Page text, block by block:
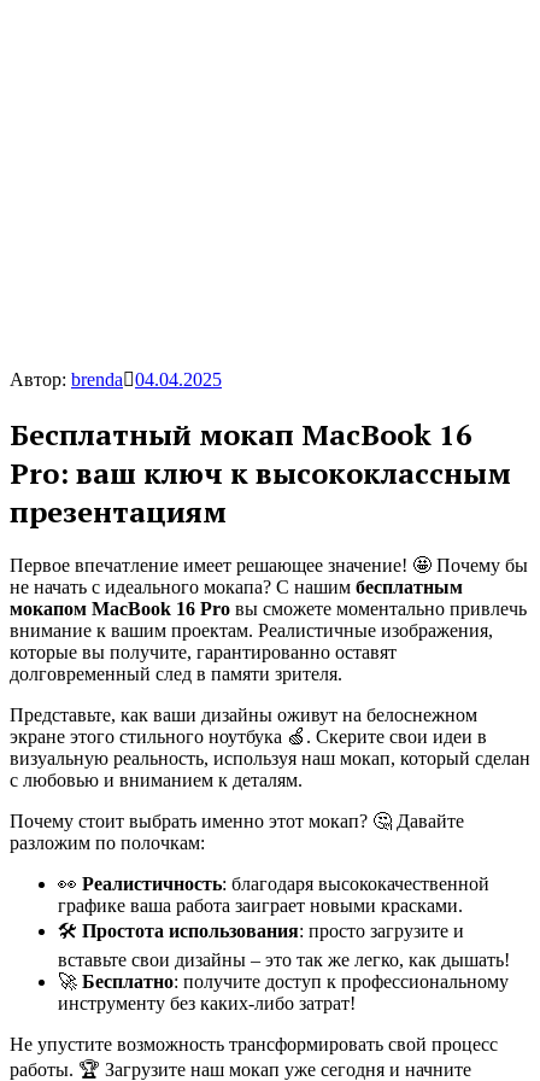
Автор: brenda 04.04.2025
Бесплатный мокап MacBook 16
Pro: ваш ключ к высококлассным
презентациям
Первое впечатление имеет решающее значение! 🤩 Почему бы
не начать с идеального мокапа? С нашим бесплатным
мокапом MacBook 16 Pro вы сможете моментально привлечь
внимание к вашим проектам. Реалистичные изображения,
которые вы получите, гарантированно оставят
долговременный след в памяти зрителя.
Представьте, как ваши дизайны оживут на белоснежном
экране этого стильного ноутбука 🍏. Скерите свои идеи в
визуальную реальность, используя наш мокап, который сделан
с любовью и вниманием к деталям.
Почему стоит выбрать именно этот мокап? 🤔 Давайте
разложим по полочкам:
👀 Реалистичность: благодаря высококачественной
графике ваша работа заиграет новыми красками.
🛠️ Простота использования: просто загрузите и
вставьте свои дизайны – это так же легко, как дышать!
🚀 Бесплатно: получите доступ к профессиональному
инструменту без каких-либо затрат!
Не упустите возможность трансформировать свой процесс
работы. 🏆 Загрузите наш мокап уже сегодня и начните